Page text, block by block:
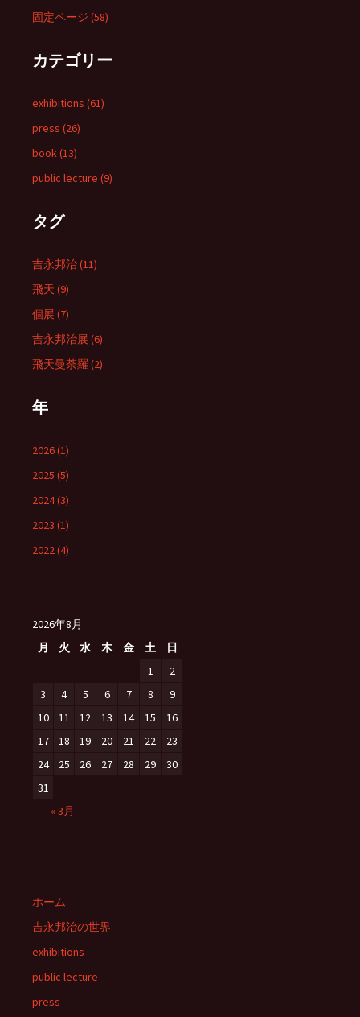
固定ページ (58)
カテゴリー
exhibitions (61)
press (26)
book (13)
public lecture (9)
タグ
吉永邦治 (11)
飛天 (9)
個展 (7)
吉永邦治展 (6)
飛天曼荼羅 (2)
年
2026 (1)
2025 (5)
2024 (3)
2023 (1)
2022 (4)
2026年8月
月
火 水 木 金 土
日
1
2
3
4 5 6 7 8
9
10
11 12 13 14 15
16
17
18 19 20 21 22
23
24
25 26 27 28 29
30
31
« 3月
ホーム
吉永邦治の世界
exhibitions
public lecture
press